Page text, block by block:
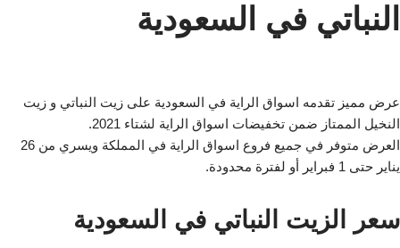
النباتي في السعودية
عرض مميز تقدمه اسواق الراية في السعودية على زيت النباتي و زيت
النخيل الممتاز ضمن تخفيضات اسواق الراية لشتاء 2021.
العرض متوفر في جميع فروع اسواق الراية في المملكة ويسري من 26
يناير حتى 1 فبراير أو لفترة محدودة.
سعر الزيت النباتي في السعودية